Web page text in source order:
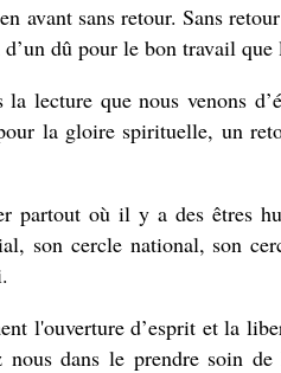
avant sans retour. Sans
dû pour le bon travail que
lecture que nous venons
la gloire spirituelle, un
partout où il y a des êtres
son cercle national, son
l'ouverture d’esprit et la
dans le prendre soin de